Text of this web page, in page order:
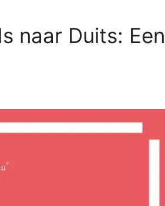
naar Duits: Een